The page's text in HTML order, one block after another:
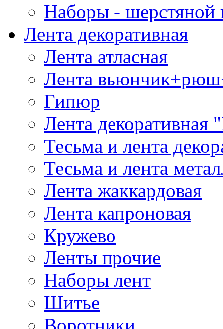
Наборы - шерстяной
Лента декоративная
Лента атласная
Лента
Гипюр
Лента декоративная
Тесьма и лента
Тесьма и лента
Лента жаккардовая
Лента капроновая
Кружево
Ленты прочие
Наборы лент
Шитье
Воротники